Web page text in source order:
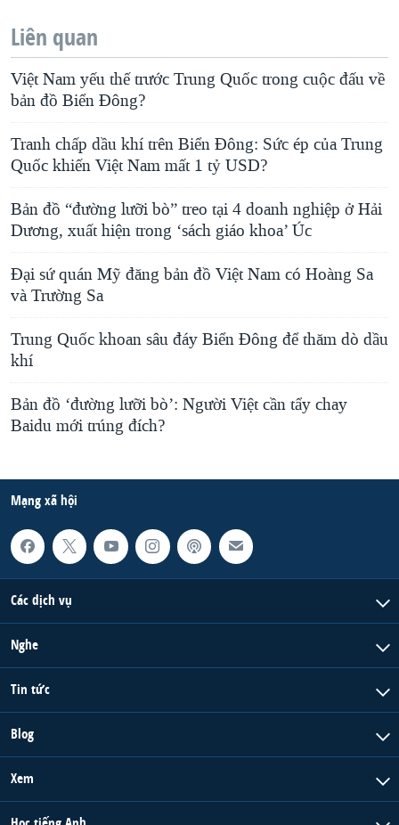
Liên quan
Việt Nam yếu thế trước Trung Quốc trong cuộc đấu về
bản đồ Biển Đông?
Tranh chấp dầu khí trên Biển Đông: Sức ép của Trung
Quốc khiến Việt Nam mất 1 tỷ USD?
Bản đồ “đường lưỡi bò” treo tại 4 doanh nghiệp ở Hải
Dương, xuất hiện trong ‘sách giáo khoa’ Úc
Đại sứ quán Mỹ đăng bản đồ Việt Nam có Hoàng Sa
và Trường Sa
Trung Quốc khoan sâu đáy Biển Đông để thăm dò dầu
khí
Bản đồ ‘đường lưỡi bò’: Người Việt cần tẩy chay
Baidu mới trúng đích?
Mạng xã hội
Các dịch vụ
Nghe
Tin tức
Blog
Xem